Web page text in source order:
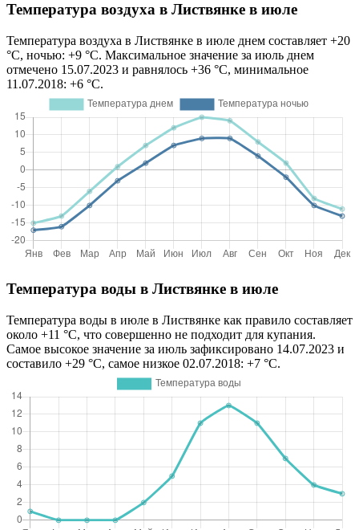
Температура воздуха в Листвянке в июле
Температура воздуха в Листвянке в июле днем составляет +20
°C, ночью: +9 °C. Максимальное значение за июль днем
отмечено 15.07.2023 и равнялось +36 °C, минимальное
11.07.2018: +6 °C.
Температура воды в Листвянке в июле
Температура воды в июле в Листвянке как правило составляет
около +11 °C, что совершенно не подходит для купания.
Самое высокое значение за июль зафиксировано 14.07.2023 и
составило +29 °C, самое низкое 02.07.2018: +7 °C.